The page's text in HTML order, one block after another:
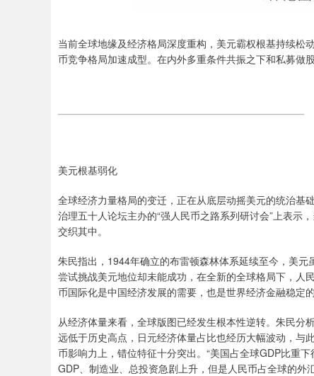
当前全球地缘及经济格局深度重构，美元霸权根基持续
币竞争格局加速成型。在内外多重条件共振之下和私募做
美元根基弱化
全球经济力量格局的变迁，正在从底层动摇美元的统治基
治理五十人论坛主办的“强人民币之路系列研讨会”上表示
交织其中。
朱民指出，1944年确立的布雷顿森林体系延续至今，美
尝试挑战美元地位却未能成功，在全新的全球格局下，人
币国际化是中国经济发展的需要，也是世界经济金融稳定的
从经济体量来看，全球版图已经发生根本性逆转。朱民分
远低于历史高点，日元经济体量占比也经历大幅波动，与
币影响力上，错位特征十分突出。“美国占全球GDP比重
GDP、制造业、总投资急剧上升，但是人民币占全球的